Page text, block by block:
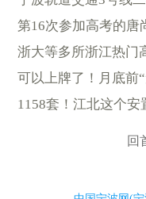
浙大等多所浙江热门
可以上牌了！月底前
1158套！江北这个安
回